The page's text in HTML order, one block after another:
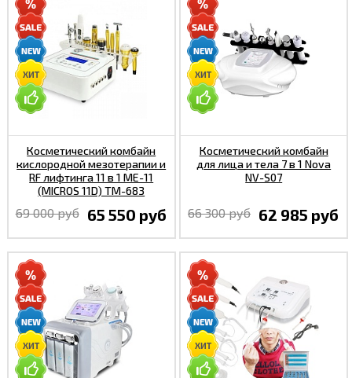
Косметический комбайн
кислородной мезотерапии и
RF лифтинга 11 в 1 МЕ-11
(MICROS 11D) TM-683
65 550 руб
69 000 руб
Косметический комбайн
для лица и тела 7 в 1 Nova
NV-S07
62 985 руб
66 300 руб